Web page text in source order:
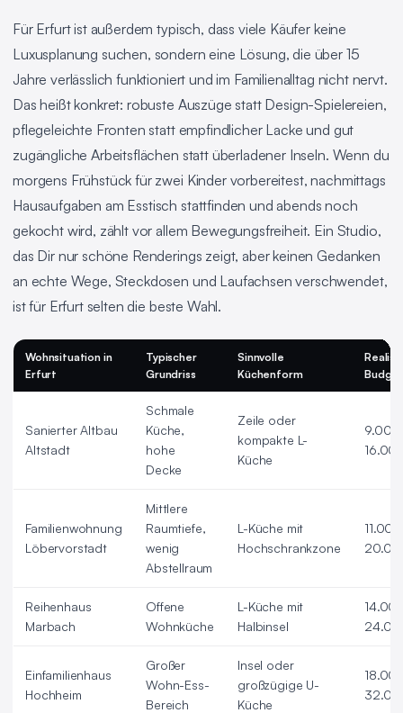
Für Erfurt ist außerdem typisch, dass viele Käufer keine
Luxusplanung suchen, sondern eine Lösung, die über 15
Jahre verlässlich funktioniert und im Familienalltag nicht nervt.
Das heißt konkret: robuste Auszüge statt Design-Spielereien,
pflegeleichte Fronten statt empfindlicher Lacke und gut
zugängliche Arbeitsflächen statt überladener Inseln. Wenn du
morgens Frühstück für zwei Kinder vorbereitest, nachmittags
Hausaufgaben am Esstisch stattfinden und abends noch
gekocht wird, zählt vor allem Bewegungsfreiheit. Ein Studio,
das Dir nur schöne Renderings zeigt, aber keinen Gedanken
an echte Wege, Steckdosen und Laufachsen verschwendet,
ist für Erfurt selten die beste Wahl.
Wohnsituation in
Erfurt
Typischer
Grundriss
Sinnvolle
Küchenform
Sanierter Altbau
Altstadt
Schmale
Küche,
hohe
Decke
Zeile oder
kompakte L-
Küche
Familienwohnung
Löbervorstadt
Mittlere
Raumtiefe,
wenig
Abstellraum
L-Küche mit
Hochschrankzone
Reihenhaus
Marbach
Offene
Wohnküche
L-Küche mit
Halbinsel
Einfamilienhaus
Hochheim
Großer
Wohn-Ess-
Bereich
Insel oder
großzügige U-
Küche